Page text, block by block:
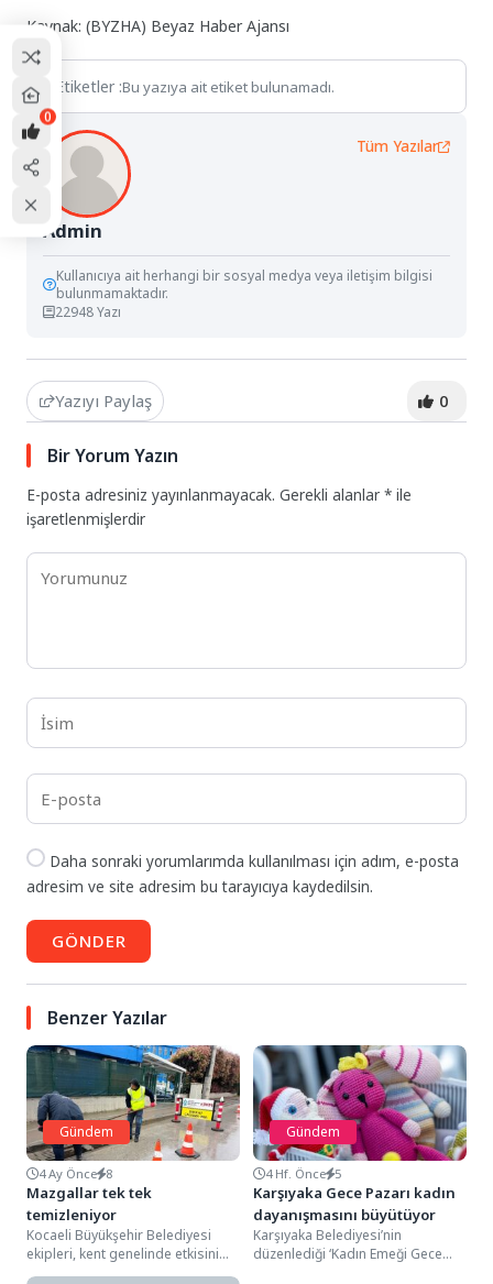
Kaynak: (BYZHA) Beyaz Haber Ajansı
Etiketler :Bu yazıya ait etiket bulunamadı.
Admin
Tüm Yazılar
Kullanıcıya ait herhangi bir sosyal medya veya iletişim bilgisi
bulunmamaktadır.
22948 Yazı
Yazıyı Paylaş 0
Bir Yorum Yazın
E-posta adresiniz yayınlanmayacak. Gerekli alanlar* ile
işaretlenmişlerdir
Daha sonraki yorumlarımda kullanılması için adım, e-posta
adresim ve site adresim bu tarayıcıya kaydedilsin.
GÖNDER
Benzer Yazılar
Gündem
4 Ay Önce 8
Mazgallar tek tek
temizleniyor
Kocaeli Büyükşehir Belediyesi
ekipleri, kent genelinde etkisini
gösteren yağışlarla birlikte
Gündem
4 Hf. Önce 5
Karşıyaka Gece Pazarı kadın
dayanışmasını büyütüyor
Karşıyaka Belediyesi’nin
düzenlediği ‘Kadın Emeği Gece
0